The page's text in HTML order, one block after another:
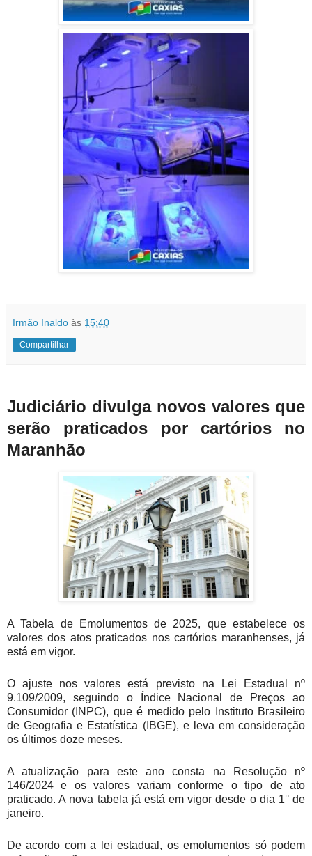
Irmão Inaldo às 15:40
Compartilhar
Judiciário divulga novos valores que
serão praticados por cartórios no
Maranhão
A Tabela de Emolumentos de 2025, que estabelece os
valores dos atos praticados nos cartórios maranhenses, já
está em vigor.
O ajuste nos valores está previsto na Lei Estadual nº
9.109/2009, seguindo o Índice Nacional de Preços ao
Consumidor (INPC), que é medido pelo Instituto Brasileiro
de Geografia e Estatística (IBGE), e leva em consideração
os últimos doze meses.
A atualização para este ano consta na Resolução nº
146/2024 e os valores variam conforme o tipo de ato
praticado. A nova tabela já está em vigor desde o dia 1° de
janeiro.
De acordo com a lei estadual, os emolumentos só podem